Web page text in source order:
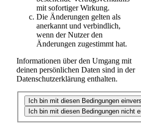
mit sofortiger Wirkung.
Die Änderungen gelten als
anerkannt und verbindlich,
wenn der Nutzer den
Änderungen zugestimmt hat.
Informationen über den Umgang mit
deinen persönlichen Daten sind in der
Datenschutzerklärung enthalten.